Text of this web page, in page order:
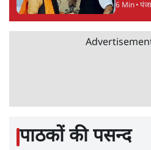
6 Min•
पाठकों की पसन्द